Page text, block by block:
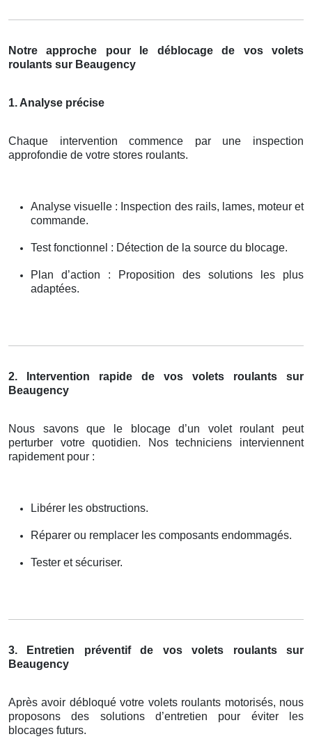
Notre approche pour le déblocage de vos volets
roulants sur Beaugency
1. Analyse précise
Chaque intervention commence par une inspection
approfondie de votre stores roulants.
Analyse visuelle : Inspection des rails, lames, moteur et
commande.
Test fonctionnel : Détection de la source du blocage.
Plan d’action : Proposition des solutions les plus
adaptées.
2. Intervention rapide de vos volets roulants sur
Beaugency
Nous savons que le blocage d’un volet roulant peut
perturber votre quotidien. Nos techniciens interviennent
rapidement pour :
Libérer les obstructions.
Réparer ou remplacer les composants endommagés.
Tester et sécuriser.
3. Entretien préventif de vos volets roulants sur
Beaugency
Après avoir débloqué votre volets roulants motorisés, nous
proposons des solutions d’entretien pour éviter les
blocages futurs.